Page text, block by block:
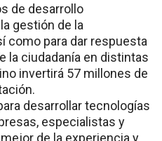
de desarrollo
gestión de la
como para dar respuesta
la ciudadanía en distintas
invertirá 57 millones de
desarrollar tecnologías
especialistas y